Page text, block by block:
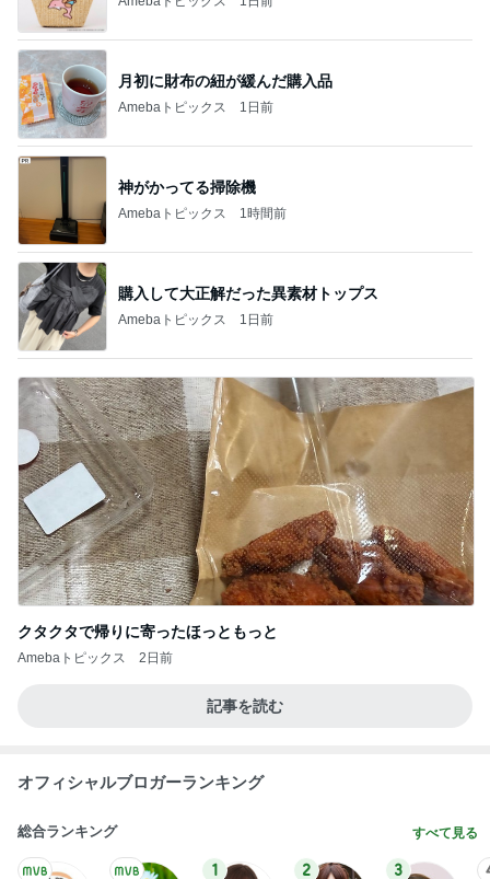
月初に財布の紐が緩んだ購入品
Amebaトピックス 1日前
神がかってる掃除機
Amebaトピックス 1時間前
購入して大正解だった異素材トップス
Amebaトピックス 1日前
クタクタで帰りに寄ったほっともっと
Amebaトピックス 2日前
記事を読む
オフィシャルブロガーランキング
総合ランキング すべて見る
1 2 3